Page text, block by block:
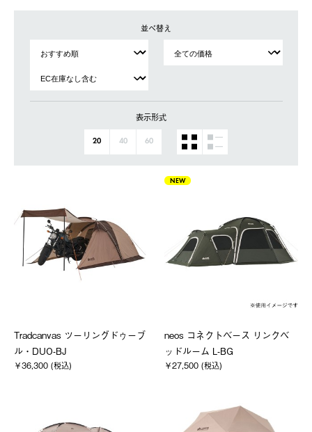
並べ替え
表示形式
20 40 60
Tradcanvas ツーリングドゥーブ
ル・DUO-BJ
￥36,300 (税込)
NEW
neos コネクトベース リンクベ
ッドルーム L-BG
￥27,500 (税込)